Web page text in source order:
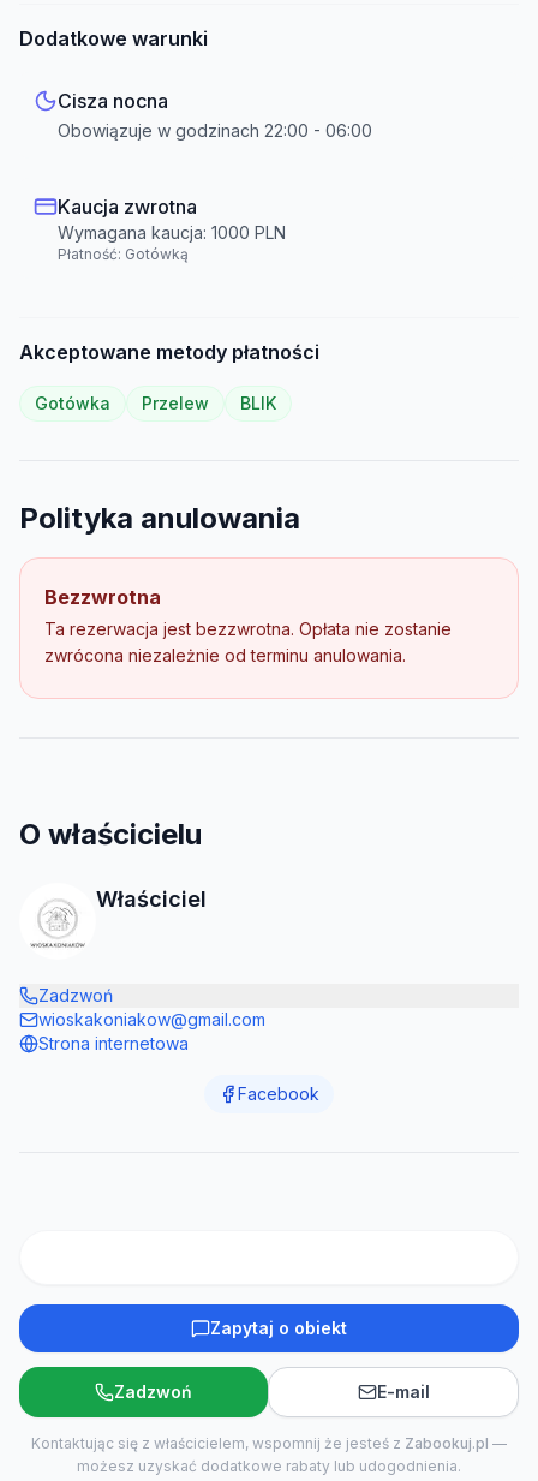
Dodatkowe warunki
Cisza nocna
Obowiązuje w godzinach 22:00 - 06:00
Kaucja zwrotna
Wymagana kaucja: 1000 PLN
Płatność: Gotówką
Akceptowane metody płatności
Gotówka Przelew BLIK
Polityka anulowania
Bezzwrotna
Ta rezerwacja jest bezzwrotna. Opłata nie zostanie
zwrócona niezależnie od terminu anulowania.
O właścicielu
Właściciel
Zadzwoń
wioskakoniakow@gmail.com
Strona internetowa
Facebook
Zapytaj o obiekt
Zadzwoń E-mail
Kontaktując się z właścicielem, wspomnij że jesteś z Zabookuj.pl —
możesz uzyskać dodatkowe rabaty lub udogodnienia.